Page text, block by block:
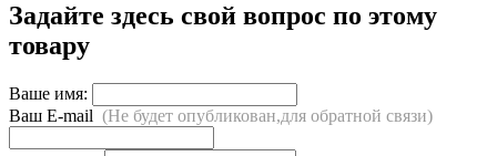
Задайте здесь свой вопрос по этому
товару
Ваше имя:
Ваш E-mail (Не будет опубликован,для обратной связи)